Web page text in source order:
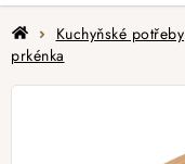
DomůKuchyňské potřeby
prkénka